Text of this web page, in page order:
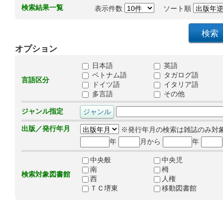
検索結果一覧 表示件数 ソート順
オプション
言語区分
日本語
英語
ベトナム語
タガログ語
ドイツ語
イタリア語
多言語
その他
ジャンル指定
出版／発行年月
※発行年月の検索は雑誌のみ対
年
月から 年
検索対象図書館
中央般
中央児
南
栂
西
人権
ＴＣ堺東
移動図書館